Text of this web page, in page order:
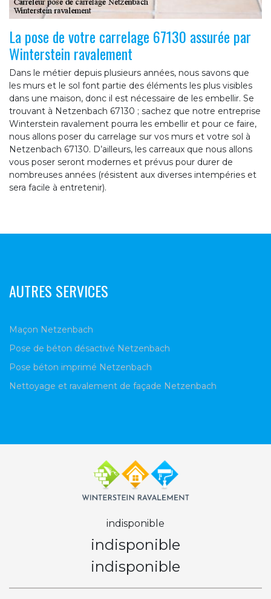
La pose de votre carrelage 67130 assurée par
Winterstein ravalement
Dans le métier depuis plusieurs années, nous savons que
les murs et le sol font partie des éléments les plus visibles
dans une maison, donc il est nécessaire de les embellir. Se
trouvant à Netzenbach 67130 ; sachez que notre entreprise
Winterstein ravalement pourra les embellir et pour ce faire,
nous allons poser du carrelage sur vos murs et votre sol à
Netzenbach 67130. D’ailleurs, les carreaux que nous allons
vous poser seront modernes et prévus pour durer de
nombreuses années (résistent aux diverses intempéries et
sera facile à entretenir).
AUTRES SERVICES
Maçon Netzenbach
Pose de béton désactivé Netzenbach
Pose béton imprimé Netzenbach
Nettoyage et ravalement de façade Netzenbach
indisponible
indisponible
indisponible